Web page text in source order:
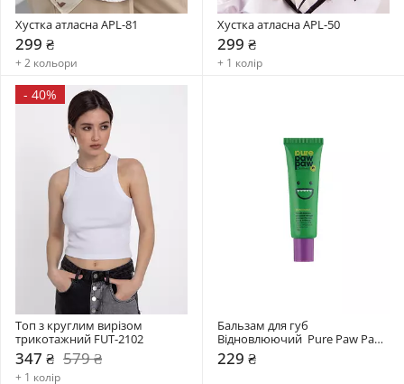
Хустка атласна APL-81
299 ₴
+ 2 кольори
Хустка атласна APL-50
299 ₴
+ 1 колір
- 40%
Топ з круглим вирізом
трикотажний FUT-2102
347 ₴ 579 ₴
+ 1 колір
Бальзам для губ
Відновлюючий  Pure Paw Paw
15 гр
229 ₴